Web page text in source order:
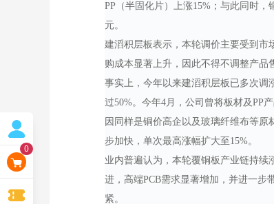
0
PP（半固化片）上涨15%；与此同时
元。
建滔积层板表示，本轮调价主要受到市
购成本显著上升，因此不得不调整产品
事实上，今年以来建滔积层板已多次调
过50%。今年4月，公司曾将板材及PP
因同样是铜价高企以及玻璃纤维布等
步加快，单次最高涨幅扩大至15%。
业内普遍认为，本轮覆铜板产业链持续
进，高端PCB需求显著增加，并进一步
紧。